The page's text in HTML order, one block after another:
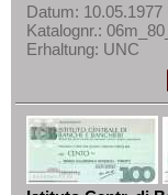
Datum: 10.05.1977
Katalognr.:
Erhaltung: UNC